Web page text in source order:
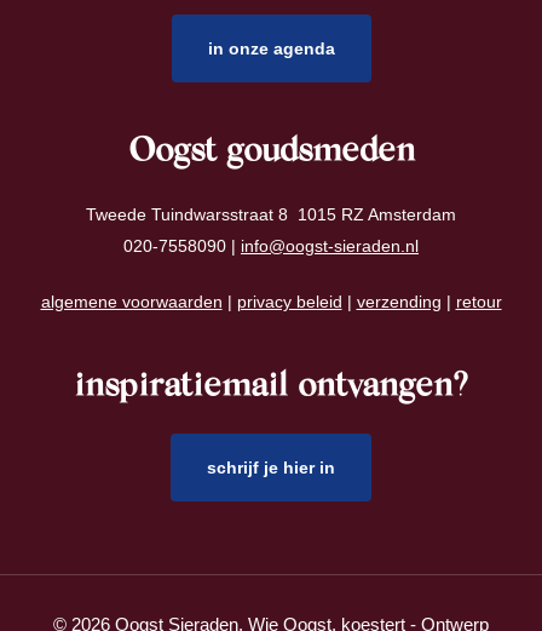
in onze agenda
Oogst goudsmeden
Tweede Tuindwarsstraat 8 1015 RZ Amsterdam
020-7558090 | info@oogst-sieraden.nl
algemene voorwaarden | privacy beleid | verzending | retour
inspiratiemail ontvangen?
schrijf je hier in
© 2026 Oogst Sieraden. Wie Oogst, koestert - Ontwerp